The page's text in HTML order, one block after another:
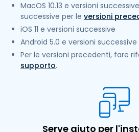
MacOS 10.13 e versioni
successive per le versioni
iOS 11 e versioni successive
Android 5.0 e versioni successive
Per le versioni precedenti, fare
supporto.
Serve aiuto per